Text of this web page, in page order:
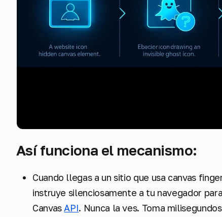
Así funciona el mecanismo:
Cuando llegas a un sitio que usa canvas
instruye silenciosamente a tu navegador
CanvasAPI. Nunca la ves. Toma